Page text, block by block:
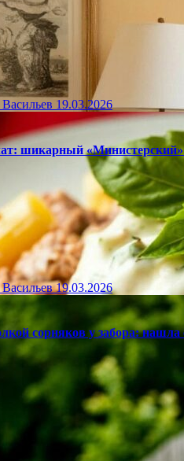
19.03.2026
шикарный
19.03.2026
сорняков у забора: